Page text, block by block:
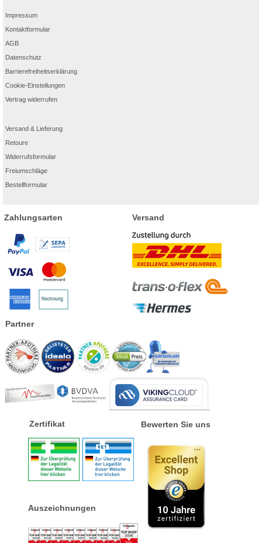
Impressum
Kontaktformular
AGB
Datenschutz
Barrierefreiheitserklärung
Cookie-Einstellungen
Vertrag widerrufen
Versand & Lieferung
Retoure
Widerrufsformular
Freiumschläge
Bestellformular
Zahlungsarten Versand
Partner
Zertifikat
Auszeichnungen
Bewerten Sie uns